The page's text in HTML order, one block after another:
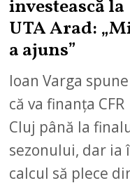
investească la
UTA Arad:
a ajuns”
Ioan Varga spune
că va finanța CFR
Cluj până la
sezonului, dar ia
calcul să plece